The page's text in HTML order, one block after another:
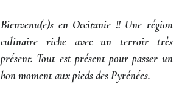
Bienvenu(e)s en Occitanie !! Une région
culinaire riche avec un terroir très
présent. Tout est présent pour passer un
bon moment aux pieds des Pyrénées.